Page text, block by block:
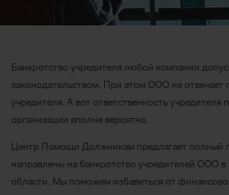
Банкротство учредителя любой компании
законодательством. При этом ООО не
учредителя. А вот ответственность учредителя
организации вполне вероятна.
Центр Помощи Должникам предлагает полный
направлены на банкротство учредителей ООО
области. Мы поможем избавиться от